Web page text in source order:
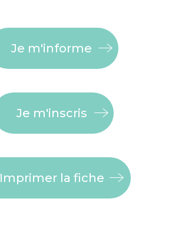
Je m'informe
Je m'inscris
Imprimer la fiche